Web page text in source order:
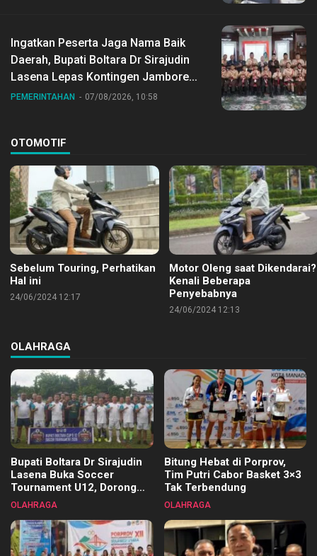
Ingatkan Peserta Jaga Nama Baik
Daerah, Bupati Boltara Dr Sirajudin
Lasena Lepas Kontingen Jambore
Nasional ke XII di Buperta Cibubur
PEMERINTAHAN 07/08/2026, 10:58
OTOMOTIF
Sebelum Touring, Perhatikan
Hal ini
24/06/2024 12:17
Motor Oleng saat Dikendarai?
Kenali Beberapa
Penyebabnya
24/06/2024 12:13
OLAHRAGA
Bupati Boltara Dr Sirajudin
Lasena Buka Soccer
Tournament U12, Dorong
Pembinaan Merata di Setiap
OLAHRAGA
Bitung Hebat di Porprov,
Tim Putri Cabor Basket 3×3
Tak Terbendung
OLAHRAGA